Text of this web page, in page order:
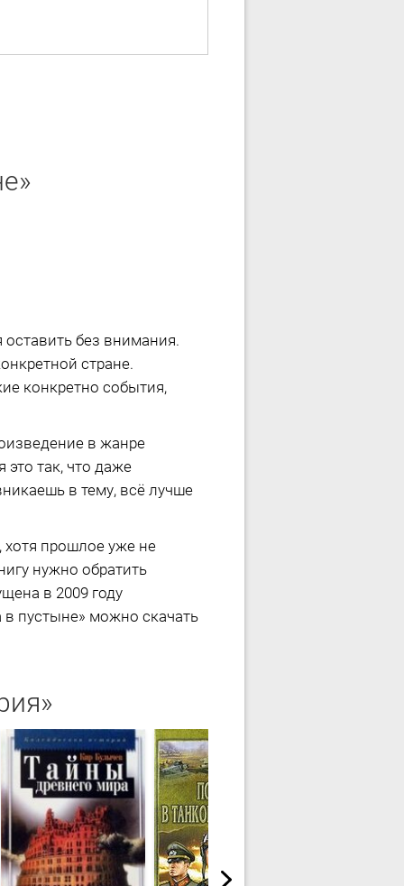
без внимания.
стране.
конкретно события,
в жанре
это так, что даже
в тему, всё лучше
хотя прошлое уже не
нужно обратить
в 2009 году
в пустыне» можно скачать